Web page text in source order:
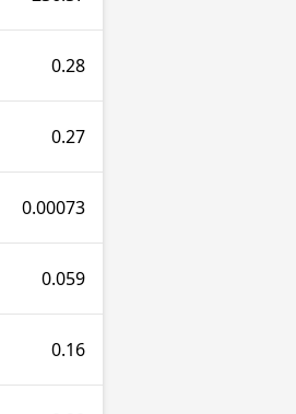
0.28
0.27
0.00073
0.059
0.16